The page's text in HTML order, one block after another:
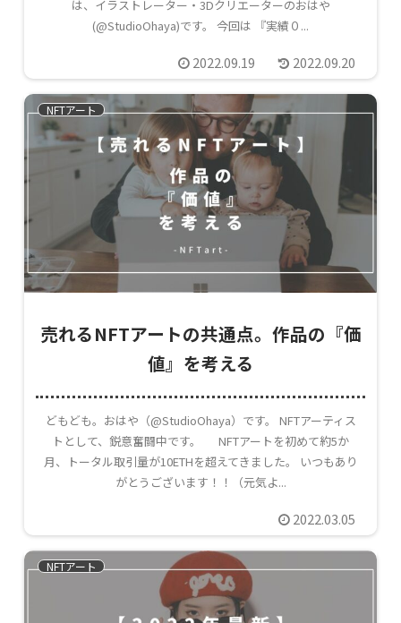
は、イラストレーター・3Dクリエーターのおはや
(@StudioOhaya)です。 今回は 『実績０...
2022.09.19 2022.09.20
NFTアート
売れるNFTアートの共通点。作品の『価
値』を考える
どもども。おはや（@StudioOhaya）です。 NFTアーティス
トとして、鋭意奮闘中です。 NFTアートを初めて約5か
月、トータル取引量が10ETHを超えてきました。 いつもあり
がとうございます！！（元気よ...
2022.03.05
NFTアート